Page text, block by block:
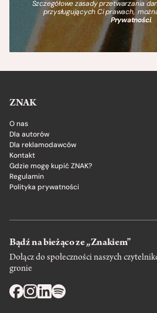
Szczegółowe zasady przetwarzania
przysługujących Ci prawach,
Prywatności.
ZNAK
O nas
Dla autorów
Dla reklamodawców
Kontakt
Gdzie mogę kupić ZNAK?
Regulamin
Polityka prywatności
Bądź na bieżąco ze „Znakiem”
Dołącz do społeczności naszych
gronie